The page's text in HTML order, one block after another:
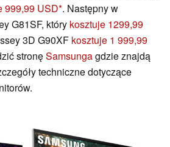
999,99 USD . Następny w
G81SF, który kosztuje 1299,99
3D G90XF kosztuje 1 999,99
stronęSamsungagdzie znajdą
techniczne dotyczące